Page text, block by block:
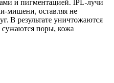
и пигментацией. IPL-лучи
мишени, оставляя не
В результате уничтожаются
сужаются поры, кожа